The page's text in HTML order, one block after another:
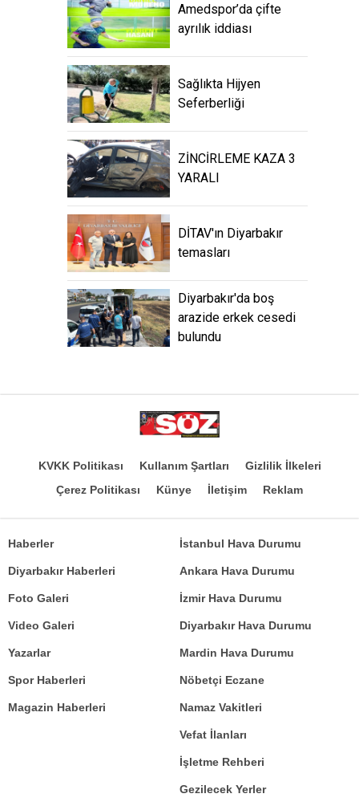
Amedspor’da çifte
ayrılık iddiası
Sağlıkta Hijyen
Seferberliği
ZİNCİRLEME KAZA 3
YARALI
DİTAV'ın Diyarbakır
temasları
Diyarbakır'da boş
arazide erkek cesedi
bulundu
KVKK Politikası Kullanım Şartları
Gizlilik İlkeleri
Çerez Politikası
Künye İletişim Reklam
Haberler
Diyarbakır Haberleri
Foto Galeri
Video Galeri
Yazarlar
İstanbul Hava Durumu
Ankara Hava Durumu
İzmir Hava Durumu
Diyarbakır Hava Durumu
Mardin Hava Durumu
Spor Haberleri
Magazin Haberleri
Nöbetçi Eczane
Namaz Vakitleri
Vefat İlanları
İşletme Rehberi
Gezilecek Yerler